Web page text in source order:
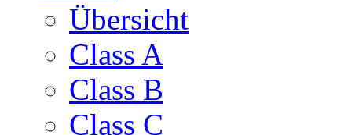
Übersicht
Class A
Class B
Class C